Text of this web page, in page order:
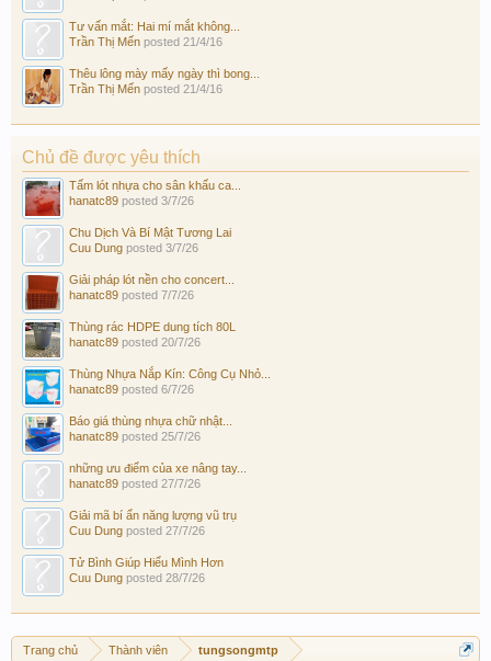
Tư vấn mắt: Hai mí mắt không...
Trần Thị Mến posted 21/4/16
Thêu lông mày mấy ngày thì bong...
Trần Thị Mến posted 21/4/16
Chủ đề được yêu thích
Tấm lót nhựa cho sân khấu ca...
hanatc89 posted 3/7/26
Chu Dịch Và Bí Mật Tương Lai
Cuu Dung posted 3/7/26
Giải pháp lót nền cho concert...
hanatc89 posted 7/7/26
Thùng rác HDPE dung tích 80L
hanatc89 posted 20/7/26
Thùng Nhựa Nắp Kín: Công Cụ Nhỏ...
hanatc89 posted 6/7/26
Báo giá thùng nhựa chữ nhật...
hanatc89 posted 25/7/26
những ưu điểm của xe nâng tay...
hanatc89 posted 27/7/26
Giải mã bí ẩn năng lượng vũ trụ
Cuu Dung posted 27/7/26
Tử Bình Giúp Hiểu Mình Hơn
Cuu Dung posted 28/7/26
Trang chủ Thành viên tungsongmtp